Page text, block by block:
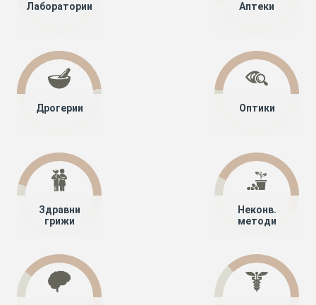
Лаборатории Аптеки
Дрогерии Оптики
Здравни
грижи
Неконв.
методи